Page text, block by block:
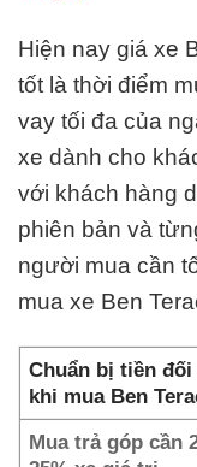
Hiện nay giá xe
tốt là thời điểm
vay tối đa của
xe dành cho
với khách hàng
phiên bản và
người mua cần
mua xe Ben
Chuẩn bị tiền
khi mua Ben
Mua trả góp cần